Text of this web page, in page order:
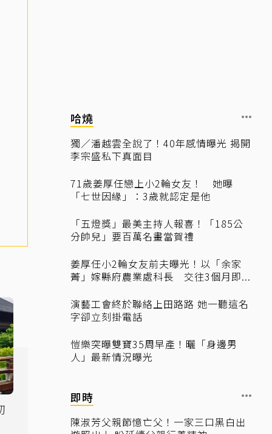
哈燒
獨／潘越雲全說了！40年感情曝光 揭開
李宗盛私下真面目
71歲姜厚任戀上小2輪女友！ 她曝
「七世因緣」：3歲就認定是他
「五燈獎」最美主持人報喜！「185公
分帥兒」要百萬名畫當賀禮
姜厚任小2輪女友前夫曝光！以「余家
菁」嫁縣府農業處科長 交往3個月即...
演藝工會終於聯絡上田路路 她一聽這名
字卻立刻掛電話
愷樂突曝雙寶35周早產！曬「身邊男
人」最新情況曝光
即時
陳淑芳父親節憶亡父！一家三口黑白出